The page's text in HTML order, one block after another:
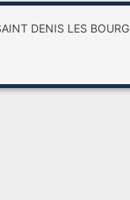
DENIS LES BOURG